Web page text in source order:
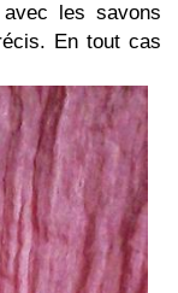
les savons
En tout cas